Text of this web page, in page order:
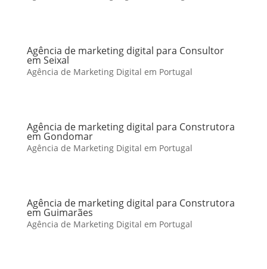
Agência de marketing digital para Consultor
em Seixal
Agência de Marketing Digital em Portugal
Agência de marketing digital para Construtora
em Gondomar
Agência de Marketing Digital em Portugal
Agência de marketing digital para Construtora
em Guimarães
Agência de Marketing Digital em Portugal